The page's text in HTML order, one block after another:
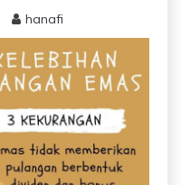
hanafi